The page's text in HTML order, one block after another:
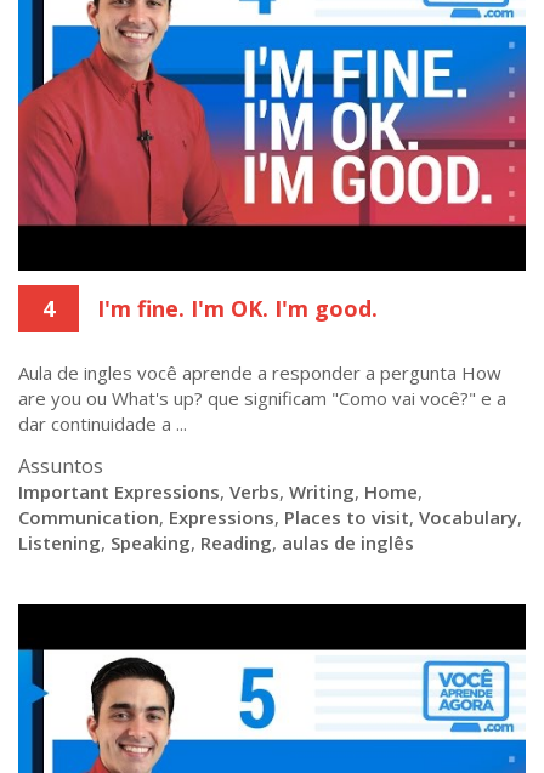
4 I'm fine. I'm OK. I'm good.
Aula de ingles você aprende a responder a pergunta How
are you ou What's up? que significam "Como vai você?" e a
dar continuidade a ...
Assuntos
Important Expressions, Verbs, Writing, Home,
Communication, Expressions, Places to visit, Vocabulary,
Listening, Speaking, Reading, aulas de inglês